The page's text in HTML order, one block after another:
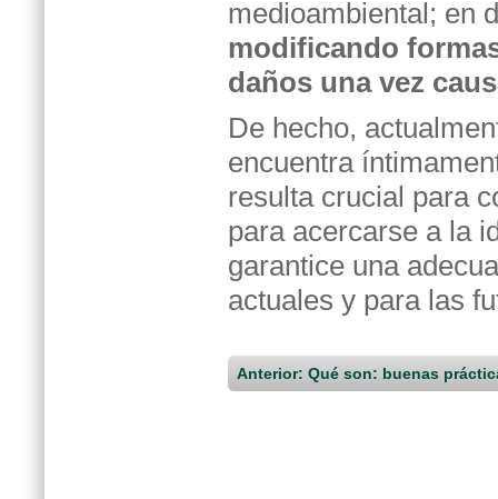
medioambiental; en
modificando
daños una vez
De hecho,
encuentra
resulta crucial para
para acercarse a la
garantice una
actuales y para las
Anterior: Qué son: buenas